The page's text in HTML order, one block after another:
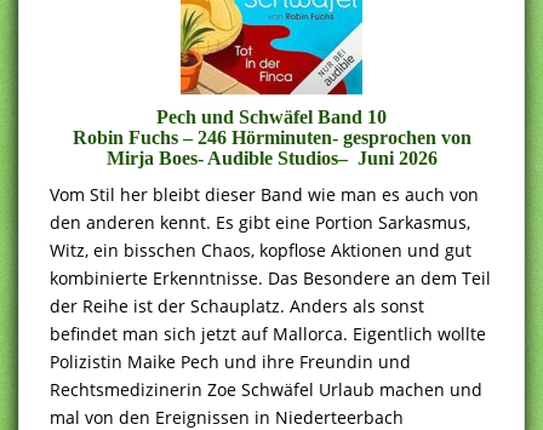
Pech und Schwäfel Band 10
Robin Fuchs – 246 Hörminuten- gesprochen von
Mirja Boes- Audible Studios– Juni 2026
Vom Stil her bleibt dieser Band wie man es auch von
den anderen kennt. Es gibt eine Portion Sarkasmus,
Witz, ein bisschen Chaos, kopflose Aktionen und gut
kombinierte Erkenntnisse. Das Besondere an dem Teil
der Reihe ist der Schauplatz. Anders als sonst
befindet man sich jetzt auf Mallorca. Eigentlich wollte
Polizistin Maike Pech und ihre Freundin und
Rechtsmedizinerin Zoe Schwäfel Urlaub machen und
mal von den Ereignissen in Niederteerbach